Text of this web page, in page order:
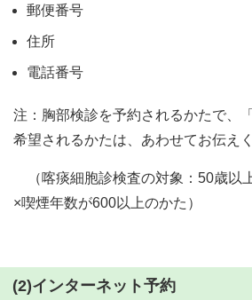
郵便番号
住所
電話番号
注：胸部検診を予約されるかたで、
希望されるかたは、あわせてお伝え
（喀痰細胞診検査の対象：50歳以
×喫煙年数が600以上のかた）
(2)インターネット予約